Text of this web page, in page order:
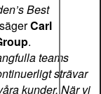
Best
Carl
.
teams
strävar
kunder. När vi